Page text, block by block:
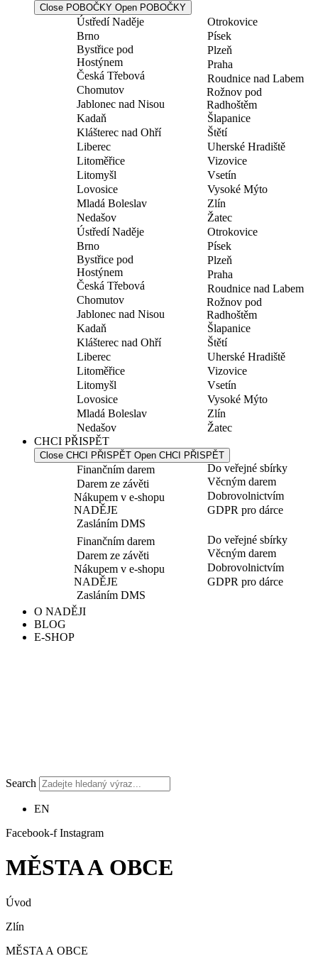
Close POBOČKY Open POBOČKY
Ústředí Naděje
Brno
Bystřice pod
Hostýnem
Česká Třebová
Chomutov
Jablonec nad Nisou
Kadaň
Klášterec nad Ohří
Liberec
Litoměřice
Litomyšl
Lovosice
Mladá Boleslav
Nedašov
Otrokovice
Písek
Plzeň
Praha
Roudnice nad Labem
Rožnov pod
Radhoštěm
Šlapanice
Štětí
Uherské Hradiště
Vizovice
Vsetín
Vysoké Mýto
Zlín
Žatec
Ústředí Naděje
Brno
Bystřice pod
Hostýnem
Česká Třebová
Chomutov
Jablonec nad Nisou
Kadaň
Klášterec nad Ohří
Liberec
Litoměřice
Litomyšl
Lovosice
Mladá Boleslav
Nedašov
Otrokovice
Písek
Plzeň
Praha
Roudnice nad Labem
Rožnov pod
Radhoštěm
Šlapanice
Štětí
Uherské Hradiště
Vizovice
Vsetín
Vysoké Mýto
Zlín
Žatec
CHCI PŘISPĚT
Close CHCI PŘISPĚT Open CHCI PŘISPĚT
Finančním darem
Darem ze závěti
Nákupem v e-shopu
NADĚJE
Zasláním DMS
Do veřejné sbírky
Věcným darem
Dobrovolnictvím
GDPR pro dárce
Finančním darem
Darem ze závěti
Nákupem v e-shopu
NADĚJE
Zasláním DMS
Do veřejné sbírky
Věcným darem
Dobrovolnictvím
GDPR pro dárce
O NADĚJI
BLOG
E-SHOP
Search
EN
Facebook-f Instagram
MĚSTA A OBCE
Úvod
Zlín
MĚSTA A OBCE